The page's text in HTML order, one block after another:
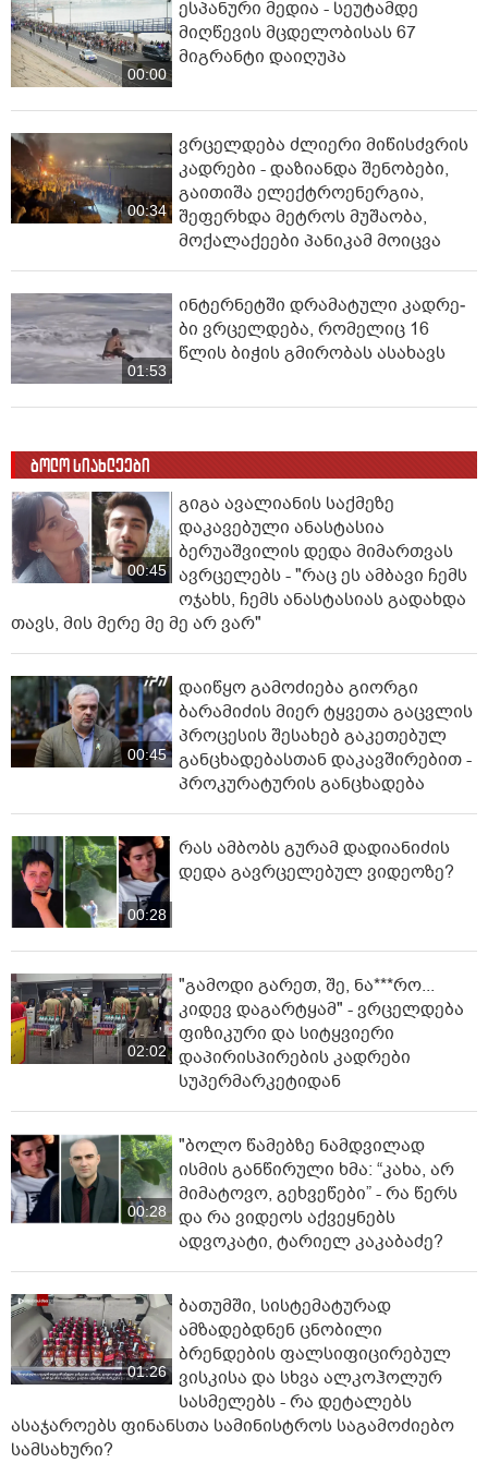
00:00
ესპანური მედია - სეუტამდე
მიღწევის მცდელობისას 67
მიგრანტი დაიღუპა
00:34
ვრცელდება ძლიერი მიწისძვრის
კადრები - დაზიანდა შენობები,
გაითიშა ელექტროენერგია,
შეფერხდა მეტროს მუშაობა,
მოქალაქეები პანიკამ მოიცვა
01:53
ინ­ტერ­ნეტ­ში დრა­მა­ტუ­ლი კად­რე­
ბი ვრცელდება, რომელიც 16
წლის ბიჭის გმირობას ასახავს
ბოლო სიახლეები
00:45
გიგა ავალიანის საქმეზე
დაკავებული ანასტასია
ბერუაშვილის დედა მიმართვას
ავრცელებს - "რაც ეს ამბავი ჩემს
ოჯახს, ჩემს ანასტასიას გადახდა
თავს, მის მერე მე მე არ ვარ"
00:45
დაიწყო გამოძიება გიორგი
ბარამიძის მიერ ტყვეთა გაცვლის
პროცესის შესახებ გაკეთებულ
განცხადებასთან დაკავშირებით -
პროკურატურის განცხადება
00:28
რას ამბობს გურამ დადიანიძის
დედა გავრცელებულ ვიდეოზე?
02:02
"გამოდი გარეთ, შე, ნა***რო...
კიდევ დაგარტყამ" - ვრცელდება
ფიზიკური და სიტყვიერი
დაპირისპირების კადრები
სუპერმარკეტიდან
00:28
"ბოლო წამებზე ნამდვილად
ისმის განწირული ხმა: “კახა, არ
მიმატოვო, გეხვეწები” - რა წერს
და რა ვიდეოს აქვეყნებს
ადვოკატი, ტარიელ კაკაბაძე?
01:26
ბათუმში, სისტემატურად
ამზადებდნენ ცნობილი
ბრენდების ფალსიფიცირებულ
ვისკისა და სხვა ალკოჰოლურ
სასმელებს - რა დეტალებს
ასაჯაროებს ფინანსთა სამინისტროს საგამოძიებო
სამსახური?